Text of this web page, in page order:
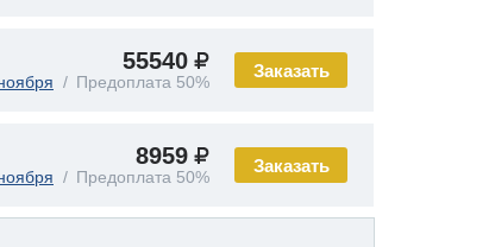
Заказать
55540
Предоплата 50%
Заказать
8959
Предоплата 50%